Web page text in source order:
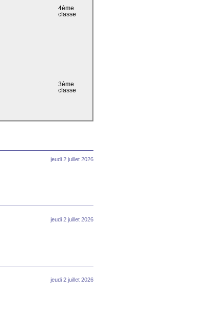
4ème
classe
3ème
classe
jeudi 2 juillet 2026
jeudi 2 juillet 2026
jeudi 2 juillet 2026